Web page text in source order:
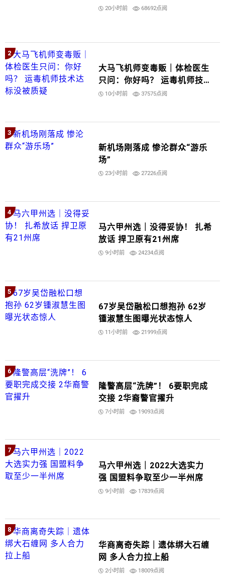
20小时前 68692点阅
2
大马飞机师变毒贩｜体检医生
只问：你好吗？ 运毒机师技术
达标没被质疑
10小时前 37575点阅
3
新机场刚落成 惨沦群众“游乐
场”
23小时前 27226点阅
4
马六甲州选｜没得妥协！ 扎希
放话 捍卫原有21州席
9小时前 24234点阅
5
67岁吴岱融松口想抱孙 62岁
锺淑慧生图曝光状态惊人
11小时前 21999点阅
6
隆警高层“洗牌”！ 6要职完成
交接 2华裔警官擢升
7小时前 19093点阅
7
马六甲州选｜2022大选实力
强 国盟料争取至少一半州席
9小时前 17839点阅
8
华商离奇失踪｜遗体绑大石缠
网 多人合力拉上船
2小时前 18009点阅